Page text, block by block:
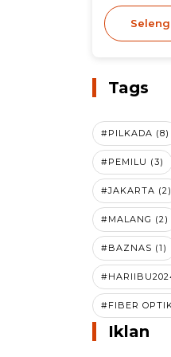
Tags
#PILKADA (8)
#PEMILU (3)
#JAKARTA (2)
#MALANG (2)
#BAZNAS (1)
#FIBER
Iklan